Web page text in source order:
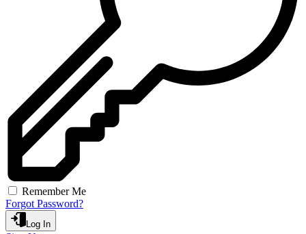
Remember Me
Forgot Password?
Log In